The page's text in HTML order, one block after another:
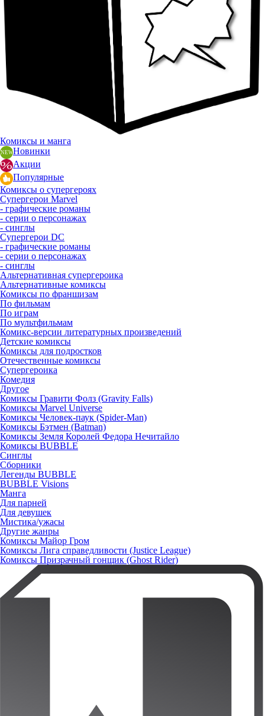
Комиксы и манга
Новинки
Акции
Популярные
Комиксы о супергероях
Супергерои Marvel
- графические романы
- серии о персонажах
- синглы
Супергерои DC
- графические романы
- серии о персонажах
- синглы
Альтернативная супергероика
Альтернативные комиксы
Комиксы по франшизам
По фильмам
По играм
По мультфильмам
Комикс-версии литературных произведений
Детские комиксы
Комиксы для подростков
Отечественные комиксы
Супергероика
Комедия
Другое
Комиксы Гравити Фолз (Gravity Falls)
Комиксы Marvel Universe
Комиксы Человек-паук (Spider-Man)
Комиксы Бэтмен (Batman)
Комиксы Земля Королей Федора Нечитайло
Комиксы BUBBLE
Синглы
Сборники
Легенды BUBBLE
BUBBLE Visions
Манга
Для парней
Для девушек
Мистика/ужасы
Другие жанры
Комиксы Майор Гром
Комиксы Лига справедливости (Justice League)
Комиксы Призрачный гонщик (Ghost Rider)